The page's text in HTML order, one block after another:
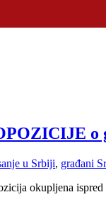
o
u Srbiji, građani
okupljena ispred